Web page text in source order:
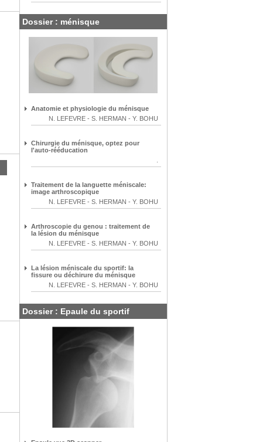
Dossier : ménisque
Anatomie et physiologie du ménisque
N. LEFEVRE - S. HERMAN - Y. BOHU
Chirurgie du ménisque, optez pour
l'auto-rééducation
Traitement de la languette méniscale:
image arthroscopique
N. LEFEVRE - S. HERMAN - Y. BOHU
Arthroscopie du genou : traitement de
la lésion du ménisque
N. LEFEVRE - S. HERMAN - Y. BOHU
La lésion méniscale du sportif: la
fissure ou déchirure du ménisque
N. LEFEVRE - S. HERMAN - Y. BOHU
Dossier : Epaule du sportif